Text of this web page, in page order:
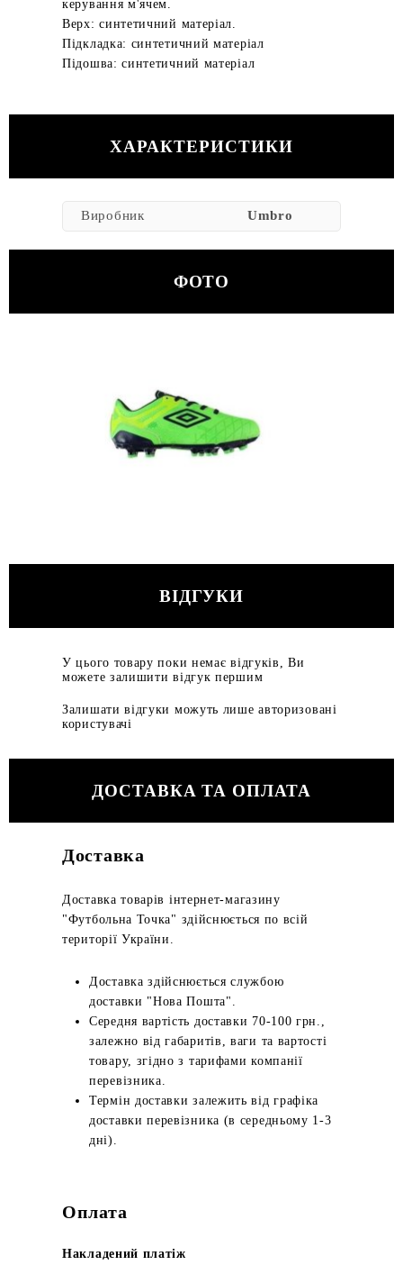
керування м'ячем.
Верх: синтетичний матеріал.
Підкладка: синтетичний матеріал
Підошва: синтетичний матеріал
ХАРАКТЕРИСТИКИ
Виробник Umbro
ФОТО
ВІДГУКИ
У цього товару поки немає відгуків, Ви
можете залишити відгук першим
Залишати відгуки можуть лише авторизовані
користувачі
ДОСТАВКА ТА ОПЛАТА
Доставка
Доставка товарів інтернет-магазину
"Футбольна Точка" здійснюється по всій
території України.
Доставка здійснюється службою
доставки "Нова Пошта".
Середня вартість доставки 70-100 грн.,
залежно від габаритів, ваги та вартості
товару, згідно з тарифами компанії
перевізника.
Термін доставки залежить від графіка
доставки перевізника (в середньому 1-3
дні).
Оплата
Накладений платіж